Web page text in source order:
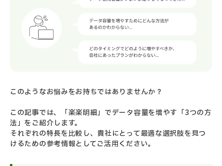
このようなお悩みをお持ちではありませんか？
この記事では、「楽楽明細」でデータ容量を増やす「3つの方
法」をご紹介します。
それぞれの特長を比較し、貴社にとって最適な選択肢を見つ
けるための参考情報としてご活用ください。